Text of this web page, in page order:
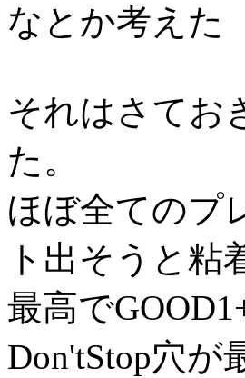
なとか考えた
それはさてお
た。
ほぼ全てのプ
ト出そうと粘
最高で
Don'tStop穴が